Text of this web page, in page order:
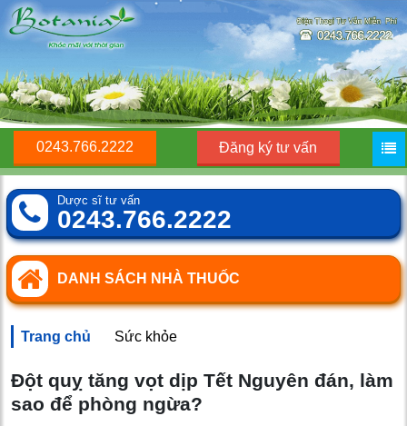
0243.766.2222 Đăng ký tư vấn
Dược sĩ tư vấn
0243.766.2222
DANH SÁCH NHÀ THUỐC
Trang chủ Sức khỏe
Đột quỵ tăng vọt dịp Tết Nguyên đán, làm
sao để phòng ngừa?